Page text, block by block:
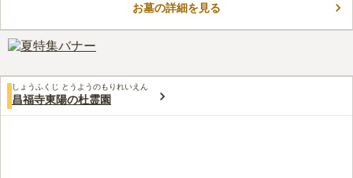
です。周りには高い建物がありません。風通しの良さと開放感を
公園や上尾運動公園などがあります。お参りに来ながら行楽もで
きるような、自然あふれる環境です。 宗教については曹洞宗と
口コミ評価
お墓の詳細を見る
しょうふくじ とうようのもりれいえん
昌福寺東陽の杜霊園